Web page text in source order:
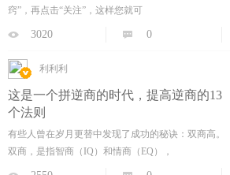
窍”，再点击“关注”，这样您就可
3020 0
利利利
这是一个拼逆商的时代，提高逆商的13
个法则
有些人曾在岁月更替中发现了成功的秘诀：双商高。
双商，是指智商（IQ）和情商（EQ），